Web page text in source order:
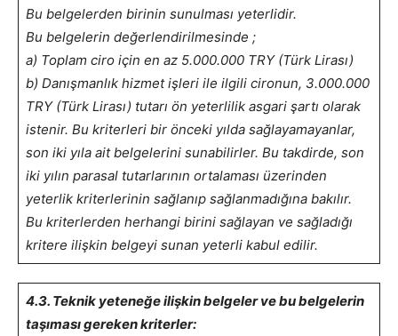
Bu belgelerden birinin sunulması yeterlidir.
Bu belgelerin değerlendirilmesinde ;
a) Toplam ciro için en az 5.000.000 TRY (Türk Lirası)
b) Danışmanlık hizmet işleri ile ilgili cironun, 3.000.000
TRY (Türk Lirası) tutarı ön yeterlilik asgari şartı olarak
istenir. Bu kriterleri bir önceki yılda sağlayamayanlar,
son iki yıla ait belgelerini sunabilirler. Bu takdirde, son
iki yılın parasal tutarlarının ortalaması üzerinden
yeterlik kriterlerinin sağlanıp sağlanmadığına bakılır.
Bu kriterlerden herhangi birini sağlayan ve sağladığı
kritere ilişkin belgeyi sunan yeterli kabul edilir.
4.3. Teknik yeteneğe ilişkin belgeler ve bu belgelerin
taşıması gereken kriterler: